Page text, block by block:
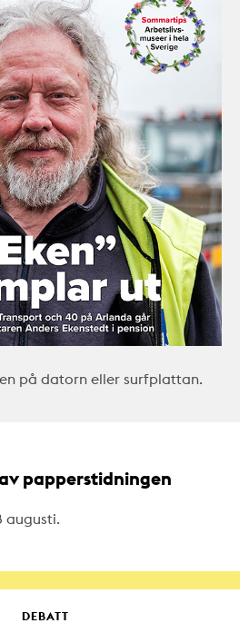
på datorn eller surfplattan.
papperstidningen
augusti.
DEBATT